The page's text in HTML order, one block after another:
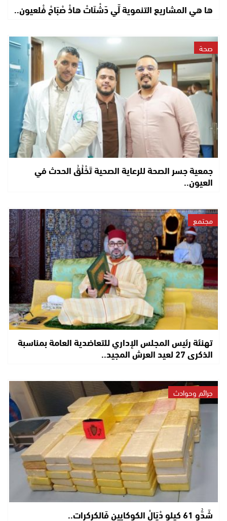
ها هي المشاريع التنموية لِّي دّشْنَاتْ هاذْ صْبَاحْ فْلعيون..
صحة
جمعية جسر الصحة للرعاية الصحية تَخْلُقُ الحدث في
العيون..
مجتمع
تهنئة رئيس المجلس الإداري للتعاضدية العامة بمناسبة
الذكرى 27 لعيد العرش المجيد..
جرائم وحوادث
شَدُّو 61 كيلو دْيَالْ الكوكايين فَالكركرات..